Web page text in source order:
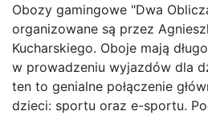
Obozy gamingowe "Dwa
organizowane są przez
Kucharskiego. Oboje mają
w prowadzeniu wyjazdów dla
ten to genialne połączenie
dzieci: sportu oraz e-sportu.